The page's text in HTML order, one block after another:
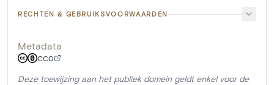
RECHTEN & GEBRUIKSVOORWAARDEN
Metadata
CC0
Deze toewijzing aan het publiek domein geldt enkel voor de